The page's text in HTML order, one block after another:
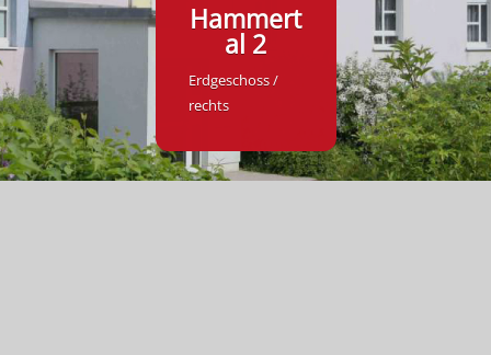
Hammert
al 2
Erdgeschoss /
rechts